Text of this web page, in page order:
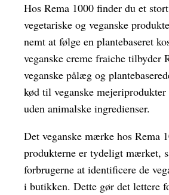
Hos Rema 1000 finder du et
vegetariske og veganske
nemt at følge en plantebaseret
veganske creme fraiche tilbyder
veganske pålæg og
kød til veganske
uden animalske ingredienser.
Det veganske mærke hos Rema
produkterne er tydeligt mærket,
forbrugerne at identificere de
i butikken. Dette gør det lettere